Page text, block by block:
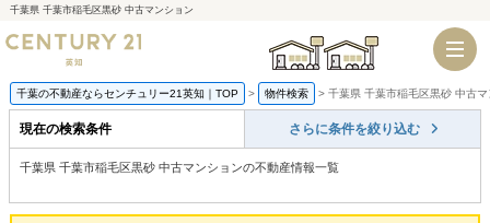
千葉県 千葉市稲毛区黒砂 中古マンション
千葉店 船橋店
千葉の不動産ならセンチュリー21英知｜TOP 物件検索 千葉県 千葉市稲毛区黒砂 中古
現在の検索条件 さらに条件を絞り込む
千葉県 千葉市稲毛区黒砂 中古マンションの不動産情報一覧